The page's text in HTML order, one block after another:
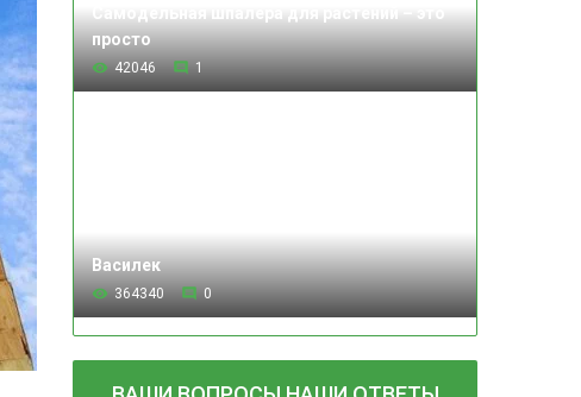
просто
42046 1
Василек
364340 0